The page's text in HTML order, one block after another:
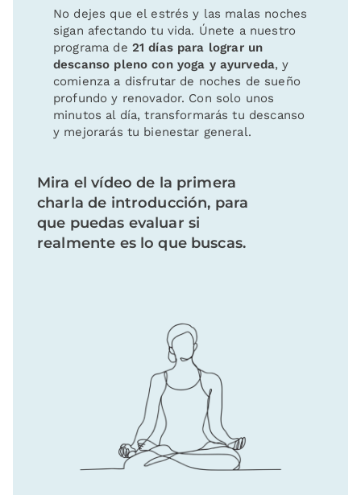
No dejes que el estrés y las malas noches
sigan afectando tu vida. Únete a nuestro
programa de 21 días para lograr un
descanso pleno con yoga y ayurveda, y
comienza a disfrutar de noches de sueño
profundo y renovador. Con solo unos
minutos al día, transformarás tu descanso
y mejorarás tu bienestar general.
Mira el vídeo de la primera
charla de introducción, para
que puedas evaluar si
realmente es lo que buscas.